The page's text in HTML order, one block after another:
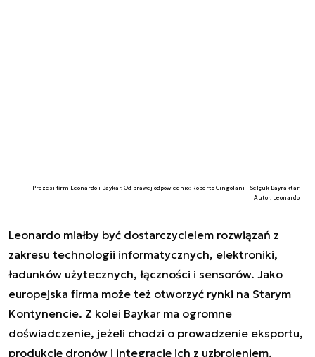
Prezesi firm Leonardo i Baykar. Od prawej odpowiednio: Roberto Cingolani i Selçuk Bayraktar
Autor. Leonardo
Leonardo miałby być dostarczycielem rozwiązań z
zakresu technologii informatycznych, elektroniki,
ładunków użytecznych, łączności i sensorów. Jako
europejska firma może też otworzyć rynki na Starym
Kontynencie. Z kolei Baykar ma ogromne
doświadczenie, jeżeli chodzi o prowadzenie eksportu,
produkcję dronów i integrację ich z uzbrojeniem.